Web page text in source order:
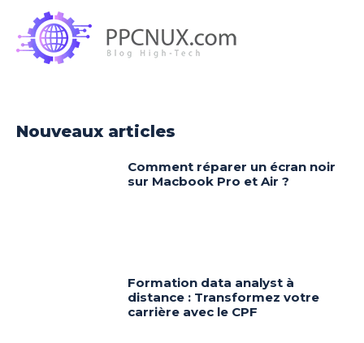
Nouveaux articles
Comment réparer un écran noir
sur Macbook Pro et Air ?
Formation data analyst à
distance : Transformez votre
carrière avec le CPF